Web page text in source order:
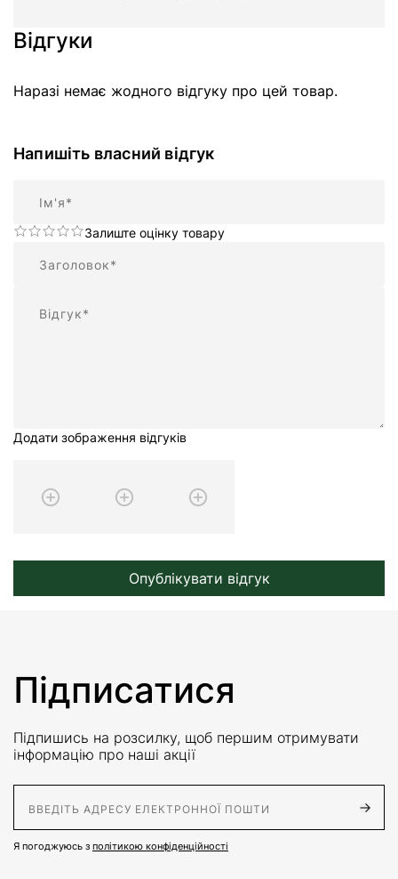
Відгуки
Наразі немає жодного відгуку про цей товар.
Напишіть власний відгук
Залиште оцінку товару
Додати зображення відгуків
Опублікувати відгук
Підписатися
Підпишись на розсилку, щоб першим отримувати
інформацію про наші акції
Я погоджуюсь з політикою конфіденційності